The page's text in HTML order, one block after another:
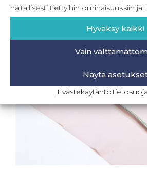
haitallisesti tiettyihin ominaisuuksiin ja
Hyväksy kaikki
Vain
Näytä
Evästekäytäntö
pöydälle, kuten alla olevassa